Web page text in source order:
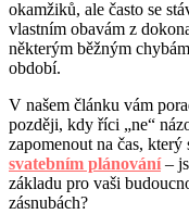
okamžiků, ale často se
vlastním obavám z
některým běžným
období.
V našem článku vám
později, kdy říci „ne“
zapomenout na čas,
svatebním plánování–
základu pro vaši
zásnubách?